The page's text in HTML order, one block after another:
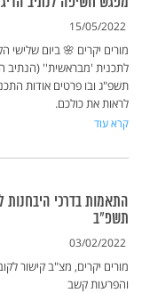
15/05/2022
לתכנית 'מבראשית'' (הנתיב
תשפ"ג ובו פרטים אודות
לראות את כולכם.
קרא עוד
התאמות בדרכי היבחנות
תשפ"ב
03/02/2022
מורים יקרים, מצ"ב קישור
והפרעות קשב